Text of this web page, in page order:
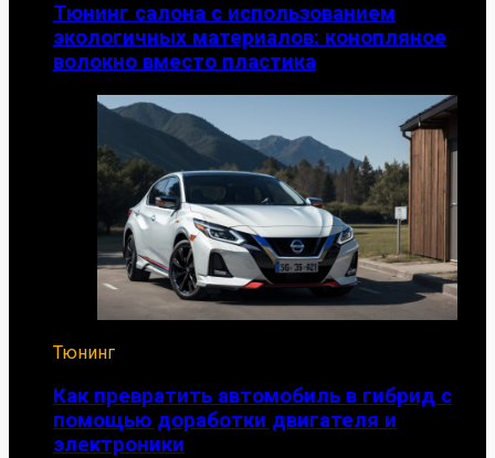
Тюнинг салона с использованием
экологичных материалов: конопляное
волокно вместо пластика
Тюнинг
Как превратить автомобиль в гибрид с
помощью доработки двигателя и
электроники